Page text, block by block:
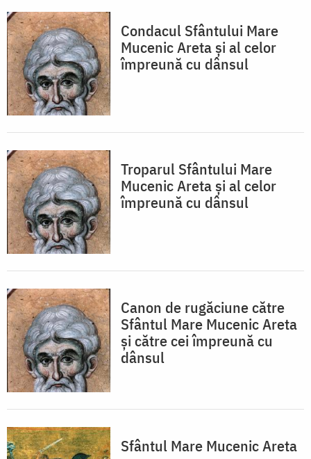
Condacul Sfântului Mare
Mucenic Areta şi al celor
împreună cu dânsul
Troparul Sfântului Mare
Mucenic Areta şi al celor
împreună cu dânsul
Canon de rugăciune către
Sfântul Mare Mucenic Areta
şi către cei împreună cu
dânsul
Sfântul Mare Mucenic Areta